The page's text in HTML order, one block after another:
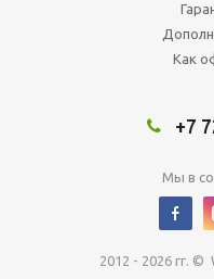
Как
+7
Мы в
2012 - 2026 гг.